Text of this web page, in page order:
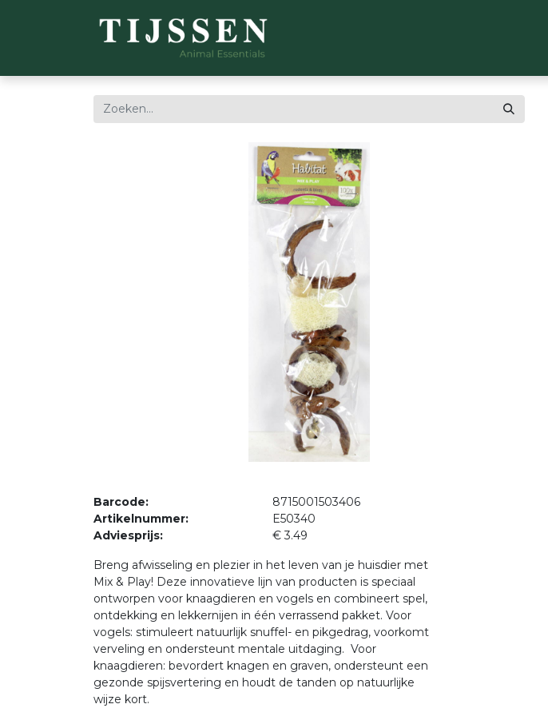
Barcode:
8715001503406
Artikelnummer:
E50340
Adviesprijs:
€ 3.49
Breng afwisseling en plezier in het leven van je huisdier met
Mix & Play! Deze innovatieve lijn van producten is speciaal
ontworpen voor knaagdieren en vogels en combineert spel,
ontdekking en lekkernijen in één verrassend pakket. Voor
vogels: stimuleert natuurlijk snuffel- en pikgedrag, voorkomt
verveling en ondersteunt mentale uitdaging. Voor
knaagdieren: bevordert knagen en graven, ondersteunt een
gezonde spijsvertering en houdt de tanden op natuurlijke
wijze kort.